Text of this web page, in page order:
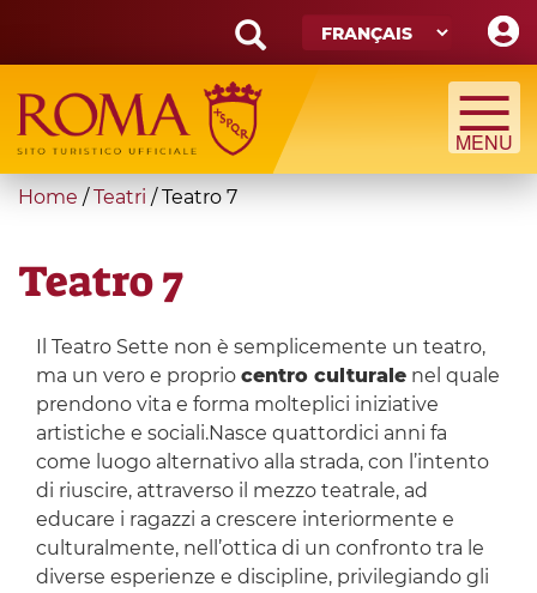
main
content
Search
form
Recherche
You
here
Home / Teatri /Teatro 7
Teatro 7
Il Teatro Sette non è semplicemente un teatro,
ma un vero e proprio centro culturalenel quale
prendono vita e forma molteplici iniziative
artistiche e sociali.Nasce quattordici anni fa
come luogo alternativo alla strada, con l’intento
di riuscire, attraverso il mezzo teatrale, ad
educare i ragazzi a crescere interiormente e
culturalmente, nell’ottica di un confronto tra le
diverse esperienze e discipline, privilegiando gli